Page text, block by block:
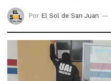
Por El Sol de San Juan